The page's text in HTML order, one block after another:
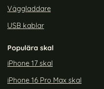
Väggladdare
USB kablar
Populära skal
iPhone 17 skal
iPhone 16 Pro Max skal